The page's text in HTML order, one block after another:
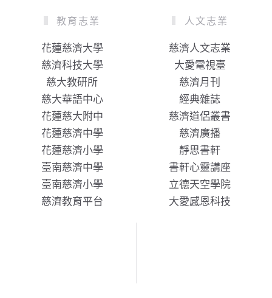
教育志業
花蓮慈濟大學
慈濟科技大學
慈大教研所
慈大華語中心
花蓮慈大附中
花蓮慈濟中學
花蓮慈濟小學
臺南慈濟中學
臺南慈濟小學
慈濟教育平台
人文志業
慈濟人文志業
大愛電視臺
慈濟月刊
經典雜誌
慈濟道侶叢書
慈濟廣播
靜思書軒
書軒心靈講座
立德天空學院
大愛感恩科技